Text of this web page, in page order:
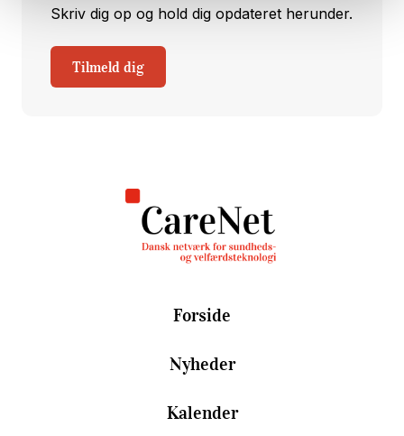
Skriv dig op og hold dig opdateret herunder.
Tilmeld dig
Forside
Nyheder
Kalender